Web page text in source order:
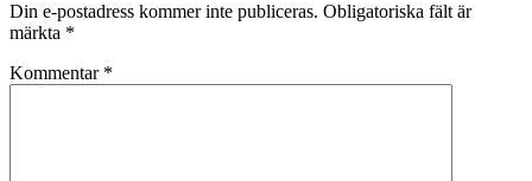
Din e-postadress kommer inte publiceras. Obligatoriska fält är
märkta *
Kommentar *